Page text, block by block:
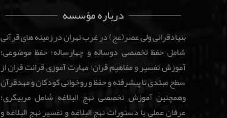
درباره مؤسسه
بنیادقرانی ولی عصر(عج) در غرب تهران در زمینه های قرآنی
شامل حفظ تخصصی دوساله و چهارساله؛ حفظ موضوعی؛
آموزش تفسیر و مفاهیم قران؛ مهارت آموزی قرائت قران از
سطح مبتدی تا پیشرفته و حفظ و روخوانی کودکان و مهدقرآن
وهمچنین آموزش تخصصی نهج البلاغه شامل مربیگری؛
عرفان عملی با دستورات نهج البلاغه و تفسیر نهج البلاغه و